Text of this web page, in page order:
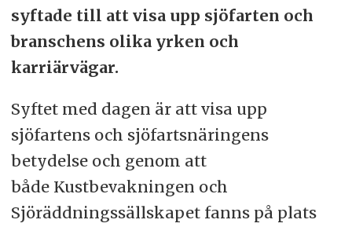
syftade till att visa upp sjöfarten och
branschens olika yrken och
karriärvägar.
Syftet med dagen är att visa upp
sjöfartens och sjöfartsnäringens
betydelse och genom att
både Kustbevakningen och
Sjöräddningssällskapet fanns på plats